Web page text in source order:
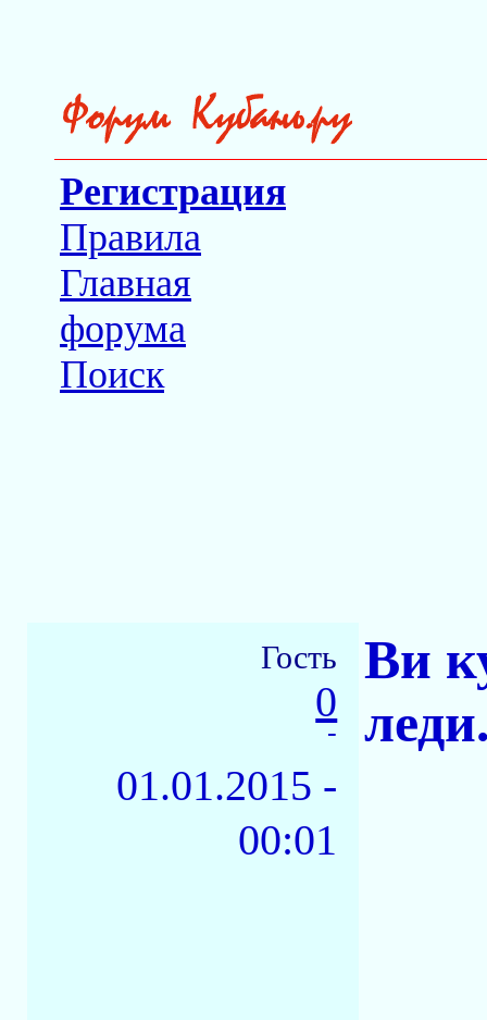
Регистрация
Правила
Главная
форума
Поиск
Гость
0
-
01.01.2015 -
00:01
Ви